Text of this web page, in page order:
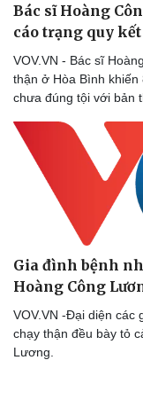
Bác sĩ Hoàng
cáo trạng quy kết
VOV.VN - Bác sĩ
thận ở Hòa Bình
chưa đúng tội với bản
Gia đình bệnh
Hoàng Công
VOV.VN -Đại diện các
chạy thận đều bày tỏ
Lương.